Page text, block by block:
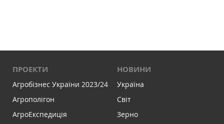
ПРОЕКТИ
Агробізнес України 2023/24
Агрополігон
АгроЕкспедиція
НОВИНИ
Україна
Світ
Зерно